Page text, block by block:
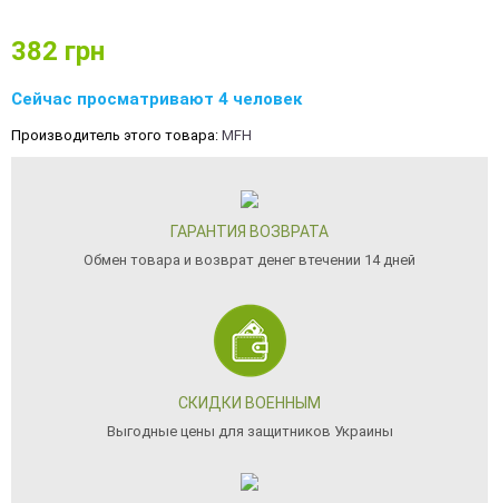
382 грн
Сейчас просматривают 4 человек
Производитель этого товара: MFH
ГАРАНТИЯ ВОЗВРАТА
Обмен товара и возврат денег втечении 14 дней
СКИДКИ ВОЕННЫМ
Выгодные цены для защитников Украины